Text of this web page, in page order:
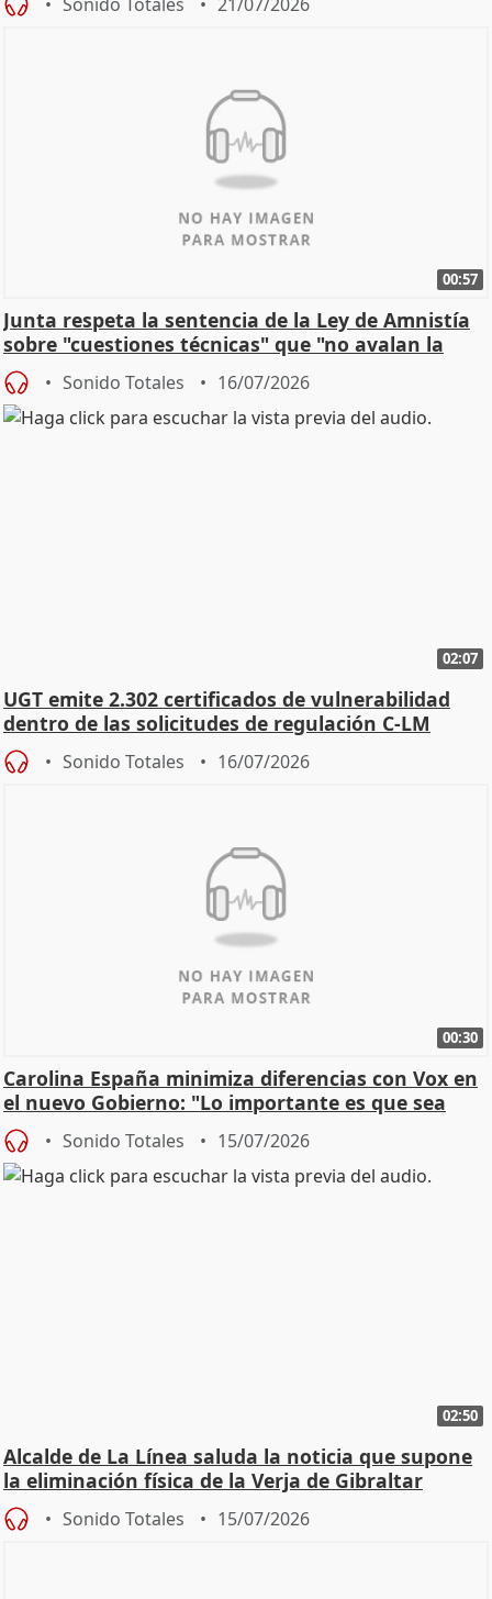
00:57
Junta respeta la sentencia de la Ley de Amnistía
sobre "cuestiones técnicas" que "no avalan la
const
Sonido Totales 16/07/2026
02:07
UGT emite 2.302 certificados de vulnerabilidad
dentro de las solicitudes de regulación C-LM
Sonido Totales 16/07/2026
00:30
Carolina España minimiza diferencias con Vox en
el nuevo Gobierno: "Lo importante es que sea
una leg
Sonido Totales 15/07/2026
02:50
Alcalde de La Línea saluda la noticia que supone
la eliminación física de la Verja de Gibraltar
Sonido Totales 15/07/2026